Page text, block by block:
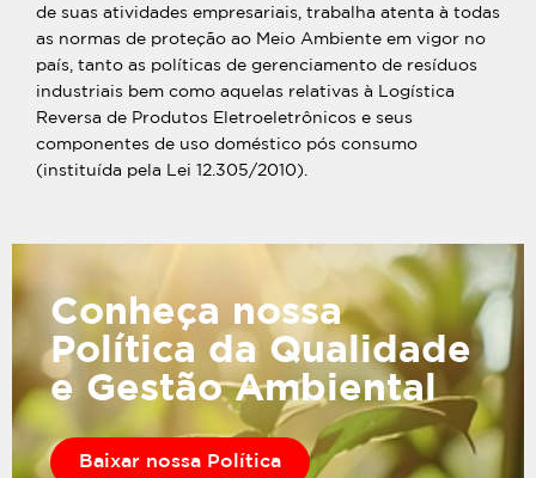
de suas atividades empresariais, trabalha atenta à todas
as normas de proteção ao Meio Ambiente em vigor no
país, tanto as políticas de gerenciamento de resíduos
industriais bem como aquelas relativas à Logística
Reversa de Produtos Eletroeletrônicos e seus
componentes de uso doméstico pós consumo
(instituída pela Lei 12.305/2010).
Conheça nossa
Política da Qualidade
e Gestão Ambiental
Baixar nossa Política